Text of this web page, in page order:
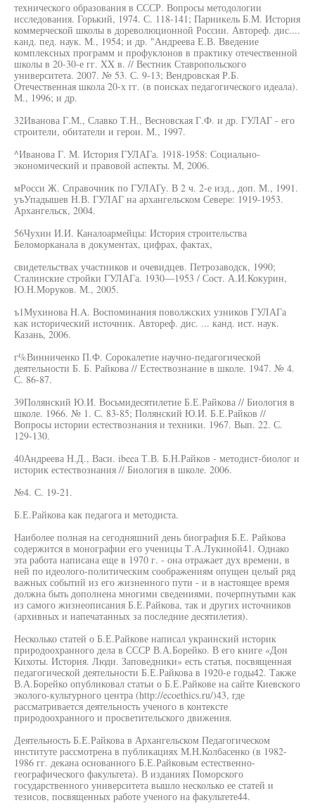
технического образования в СССР. Вопросы методологии
исследования. Горький, 1974. С. 118-141; Парникель Б.М. История
коммерческой школы в дореволюционной России. Автореф. дис....
канд. пед. наук. М., 1954; и др. "Андреева Е.В. Введение
комплексных программ и профуклонов в практику отечественной
школы в 20-30-е гг. XX в. // Вестник Ставропольского
университета. 2007. № 53. С. 9-13; Вендровская Р.Б.
Отечественная школа 20-х гг. (в поисках педагогического идеала).
М., 1996; и др.
32Иванова Г.М., Славко Т.Н., Весновская Г.Ф. и др. ГУЛАГ - его
строители, обитатели и герои. М., 1997.
^Иванова Г. М. История ГУЛАГа. 1918-1958: Социально-
экономический и правовой аспекты. М, 2006.
мРосси Ж. Справочник по ГУЛАГу. В 2 ч. 2-е изд., доп. М., 1991.
уъУпадышев Н.В. ГУЛАГ на архангельском Севере: 1919-1953.
Архангельск, 2004.
56Чухин И.И. Каналоармейцы: История строительства
Беломорканала в документах, цифрах, фактах,
свидетельствах участников и очевидцев. Петрозаводск, 1990;
Сталинские стройки ГУЛАГа. 1930—1953 / Сост. А.И.Кокурин,
Ю.Н.Моруков. М., 2005.
ъ1Мухинова H.A. Воспоминания поволжских узников ГУЛАГа
как исторический источник. Автореф. дис. ... канд. ист. наук.
Казань, 2006.
г%Винниченко П.Ф. Сорокалетие научно-педагогической
деятельности Б. Б. Райкова // Естествознание в школе. 1947. № 4.
С. 86-87.
39Полянский Ю.И. Восьмидесятилетие Б.Е.Райкова // Биология в
школе. 1966. № 1. С. 83-85; Полянский Ю.И. Б.Е.Райков //
Вопросы истории естествознания и техники. 1967. Вып. 22. С.
129-130.
40Андреева Н.Д., Васи. ibeea Т.В. Б.Н.Райков - методист-биолог и
историк естествознания // Биология в школе. 2006.
№4. С. 19-21.
Б.Е.Райкова как педагога и методиста.
Наиболее полная на сегодняшний день биография Б.Е. Райкова
содержится в монографии его ученицы Т.А.Лукиной41. Однако
эта работа написана еще в 1970 г. - она отражает дух времени, в
ней по идеолого-политическим соображениям опущен целый ряд
важных событий из его жизненного пути - и в настоящее время
должна быть дополнена многими сведениями, почерпнутыми как
из самого жизнеописания Б.Е.Райкова, так и других источников
(архивных и напечатанных за последние десятилетия).
Несколько статей о Б.Е.Райкове написал украинский историк
природоохранного дела в СССР В.А.Борейко. В его книге «Дон
Кихоты. История. Люди. Заповедники» есть статья, посвященная
педагогической деятельности Б.Е.Райкова в 1920-е годы42. Также
В.А.Борейко опубликовал статьи о Б.Е.Райкове на сайте Киевского
эколого-культурного центра (http://ecoethics.ru/)43, где
рассматривается деятельность ученого в контексте
природоохранного и просветительского движения.
Деятельность Б.Е.Райкова в Архангельском Педагогическом
институте рассмотрена в публикациях М.Н.Колбасенко (в 1982-
1986 гг. декана основанного Б.Е.Райковым естественно-
географического факультета). В изданиях Поморского
государственного университета вышло несколько ее статей и
тезисов, посвященных работе ученого на факультете44.